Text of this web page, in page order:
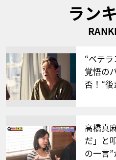
ラン
“ベテ
覚悟の
否！“
高橋真
だ」と
の一言